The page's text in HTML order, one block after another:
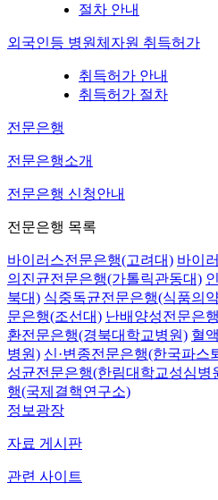
절차 안내
외국인등 병원체자원 취득허가
취득허가 안내
취득허가 절차
전문은행
전문은행소개
전문은행 신청안내
전문은행 목록
바이러스전문은행(고려대) 바이
의진균전문은행(가톨릭관동대)
북대) 식중독균전문은행(식품의
문은행(조선대) 난배양성전문은
환전문은행(경북대학교병원) 혈
병원) 신·변종전문은행(한국파스
성균전문은행(한림대학교성심병
행(국제결핵연구소)
정보광장
자료 게시판
관련 사이트